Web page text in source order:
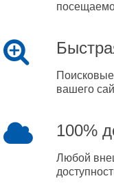
вашего
100%
Любой